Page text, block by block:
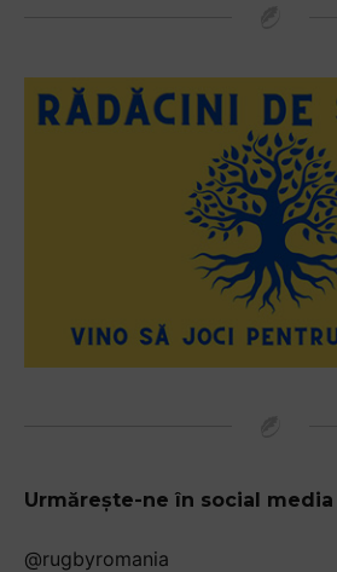
Urmărește-ne în social media
@rugbyromania